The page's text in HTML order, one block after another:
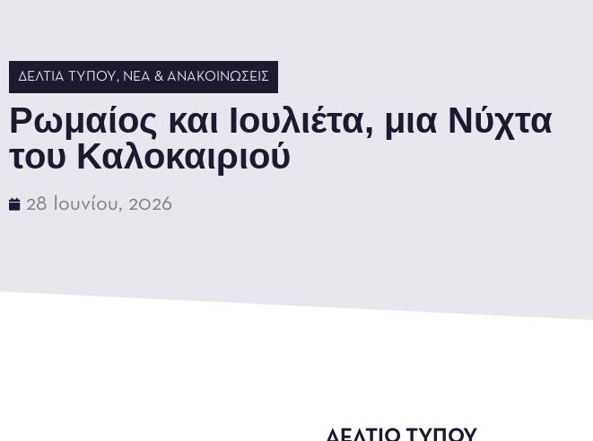
ΔΕΛΤΊΑ ΤΎΠΟΥ, ΝΈΑ & ΑΝΑΚΟΙΝΏΣΕΙΣ
Ρωμαίος και Ιουλιέτα, μια Νύχτα
του Καλοκαιριού
28 Ιουνίου, 2026